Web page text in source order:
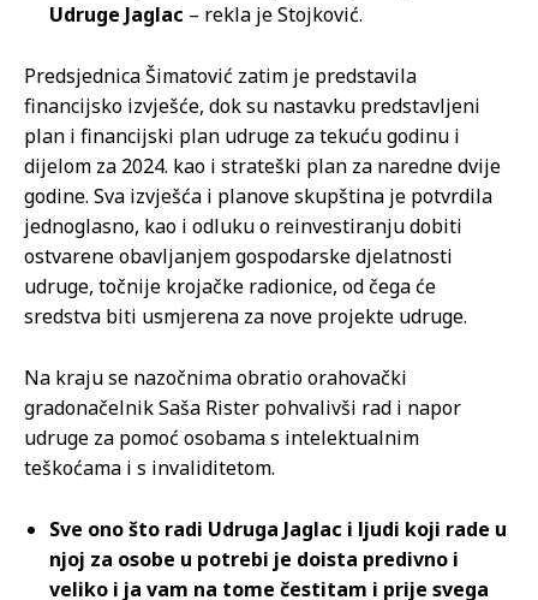
Udruge Jaglac – rekla je Stojković.
Predsjednica Šimatović zatim je predstavila
financijsko izvješće, dok su nastavku predstavljeni
plan i financijski plan udruge za tekuću godinu i
dijelom za 2024. kao i strateški plan za naredne dvije
godine. Sva izvješća i planove skupština je potvrdila
jednoglasno, kao i odluku o reinvestiranju dobiti
ostvarene obavljanjem gospodarske djelatnosti
udruge, točnije krojačke radionice, od čega će
sredstva biti usmjerena za nove projekte udruge.
Na kraju se nazočnima obratio orahovački
gradonačelnik Saša Rister pohvalivši rad i napor
udruge za pomoć osobama s intelektualnim
teškoćama i s invaliditetom.
Sve ono što radi Udruga Jaglac i ljudi koji rade u
njoj za osobe u potrebi je doista predivno i
veliko i ja vam na tome čestitam i prije svega